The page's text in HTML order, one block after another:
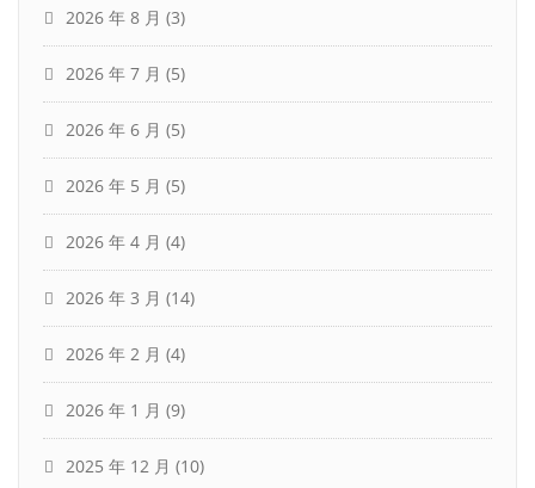
2026 年 8 月 (3)
2026 年 7 月 (5)
2026 年 6 月 (5)
2026 年 5 月 (5)
2026 年 4 月 (4)
2026 年 3 月 (14)
2026 年 2 月 (4)
2026 年 1 月 (9)
2025 年 12 月 (10)